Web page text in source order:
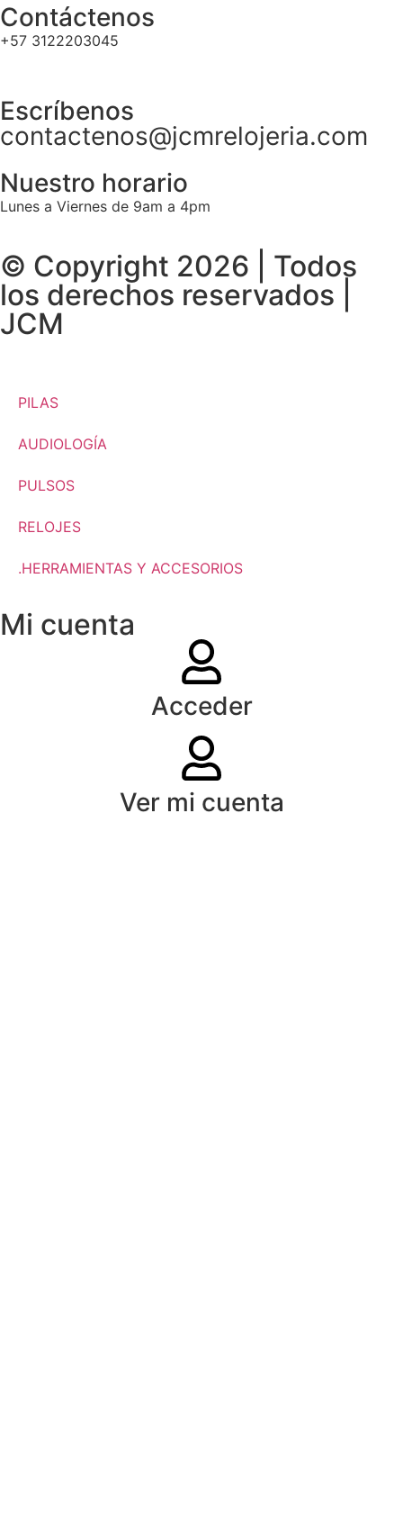
Contáctenos
+57 3122203045
Escríbenos
contactenos@jcmrelojeria.com
Nuestro horario
Lunes a Viernes de 9am a 4pm
© Copyright 2026 | Todos
los derechos reservados |
JCM
PILAS
AUDIOLOGÍA
PULSOS
RELOJES
.HERRAMIENTAS Y ACCESORIOS
Mi cuenta
Acceder
Ver mi cuenta